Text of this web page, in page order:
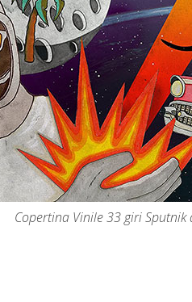
Copertina Vinile 33 giri Sputnik